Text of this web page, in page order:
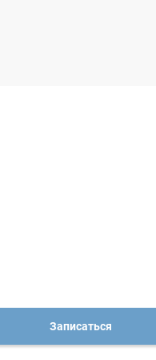
Записаться